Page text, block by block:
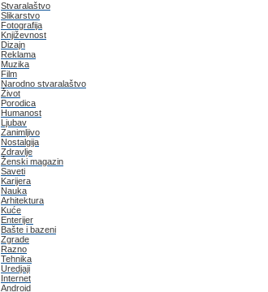
Stvaralaštvo
Slikarstvo
Fotografija
Književnost
Dizajn
Reklama
Muzika
Film
Narodno stvaralaštvo
Život
Porodica
Humanost
Ljubav
Zanimljivo
Nostalgija
Zdravlje
Ženski magazin
Saveti
Karijera
Nauka
Arhitektura
Kuće
Enterijer
Bašte i bazeni
Zgrade
Razno
Tehnika
Uredjaji
Internet
Android